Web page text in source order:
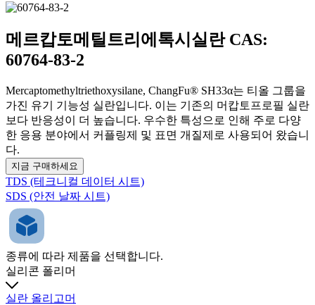
메르캅토메틸트리에톡시실란 CAS:
60764-83-2
Mercaptomethyltriethoxysilane, ChangFu® SH33α는 티올 그룹을
가진 유기 기능성 실란입니다. 이는 기존의 머캅토프로필 실란
보다 반응성이 더 높습니다. 우수한 특성으로 인해 주로 다양
한 응용 분야에서 커플링제 및 표면 개질제로 사용되어 왔습니
다.
지금 구매하세요
TDS (테크니컬 데이터 시트)
SDS (안전 날짜 시트)
종류에 따라 제품을 선택합니다.
실리콘 폴리머
실란 올리고머